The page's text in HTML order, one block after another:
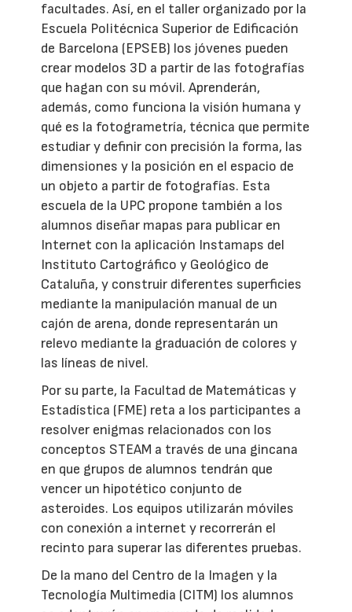
facultades. Así, en el taller organizado por la
Escuela Politécnica Superior de Edificación
de Barcelona (EPSEB) los jóvenes pueden
crear modelos 3D a partir de las fotografías
que hagan con su móvil. Aprenderán,
además, como funciona la visión humana y
qué es la fotogrametría, técnica que permite
estudiar y definir con precisión la forma, las
dimensiones y la posición en el espacio de
un objeto a partir de fotografías. Esta
escuela de la UPC propone también a los
alumnos diseñar mapas para publicar en
Internet con la aplicación Instamaps del
Instituto Cartográfico y Geológico de
Cataluña, y construir diferentes superficies
mediante la manipulación manual de un
cajón de arena, donde representarán un
relevo mediante la graduación de colores y
las líneas de nivel.
Por su parte, la Facultad de Matemáticas y
Estadística (FME) reta a los participantes a
resolver enigmas relacionados con los
conceptos STEAM a través de una gincana
en que grupos de alumnos tendrán que
vencer un hipotético conjunto de
asteroides. Los equipos utilizarán móviles
con conexión a internet y recorrerán el
recinto para superar las diferentes pruebas.
De la mano del Centro de la Imagen y la
Tecnología Multimedia (CITM) los alumnos